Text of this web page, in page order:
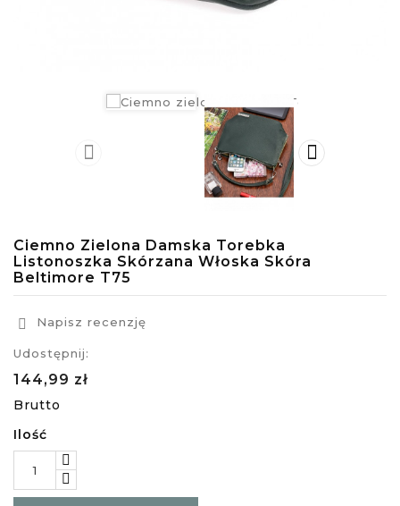
 
Ciemno Zielona Damska Torebka
Listonoszka Skórzana Włoska Skóra
Beltimore T75
 Napisz recenzję
Udostępnij:
144,99 zł
Brutto
Ilość